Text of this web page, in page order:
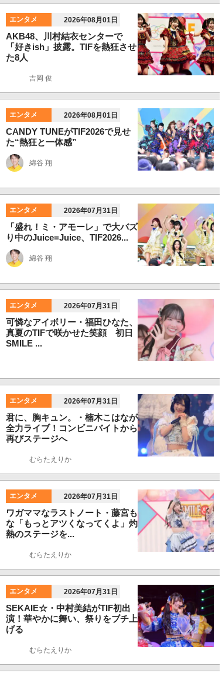
エンタメ 2026年08月01日
AKB48、川村結衣センターで
「好きish」披露。TIFを熱狂させ
た8人
吉岡 俊
エンタメ 2026年08月01日
CANDY TUNEがTIF2026で見せ
た“熱狂と一体感”
綿谷 翔
エンタメ 2026年07月31日
「盛れ！ミ・アモーレ」で大バズ
り中のJuice=Juice、TIF2026...
綿谷 翔
エンタメ 2026年07月31日
可憐なアイボリー・福田ひなた、
真夏のTIFで咲かせた笑顔 初日
SMILE ...
エンタメ 2026年07月31日
君に、胸キュン。・楠木こはなが
全力ライブ！コンビニバイトから
再びステージへ
むらたえりか
エンタメ 2026年07月31日
ワガママなラストノート・藤宮も
な「もっとアツくなってくよ」灼
熱のステージを...
むらたえりか
エンタメ 2026年07月31日
SEKAIE☆・中村美結がTIF初出
演！華やかに舞い、祭りをブチ上
げる
むらたえりか